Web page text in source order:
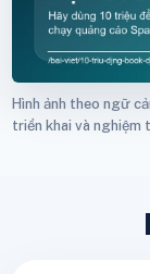
Hình ảnh theo ngữ
triển khai và nghiệm